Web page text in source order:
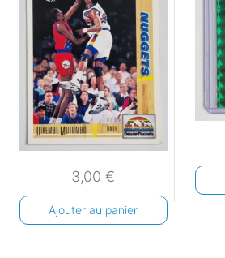
3,00€
Ajouter au panier